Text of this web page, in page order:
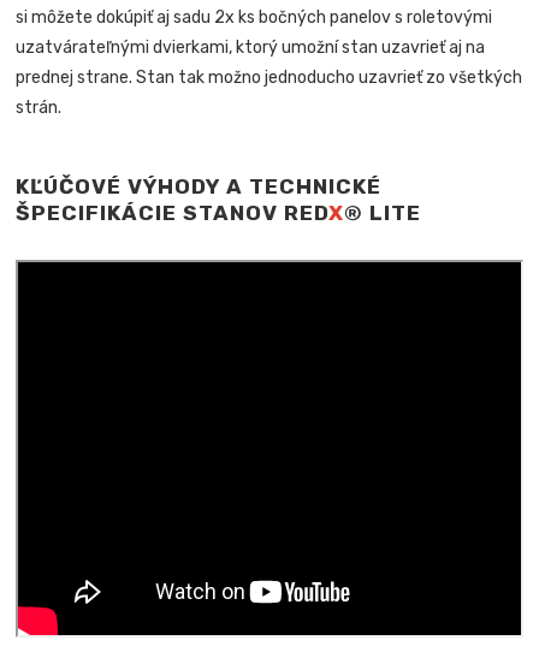
si môžete dokúpiť aj sadu 2x ks bočných panelov s roletovými
uzatvárateľnými dvierkami, ktorý umožní stan uzavrieť aj na
prednej strane. Stan tak možno jednoducho uzavrieť zo všetkých
strán.
KĽÚČOVÉ VÝHODY A TECHNICKÉ
ŠPECIFIKÁCIE STANOV REDX® LITE